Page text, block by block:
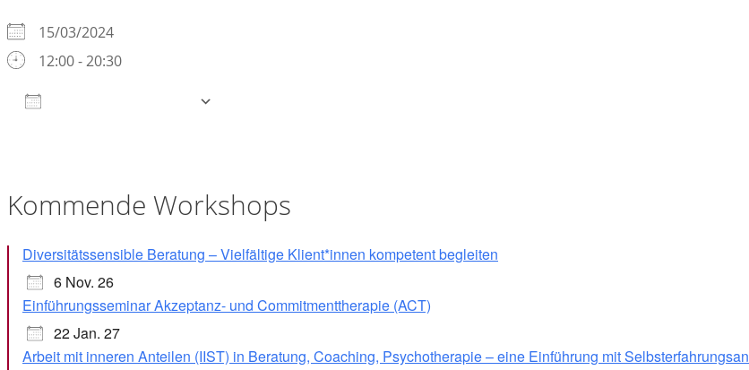
15/03/2024
12:00 - 20:30
Kommende Workshops
Diversitätssensible Beratung – Vielfältige Klient*innen kompetent begleiten
6 Nov. 26
Einführungsseminar Akzeptanz- und Commitmenttherapie (ACT)
22 Jan. 27
Arbeit mit inneren Anteilen (IIST) in Beratung, Coaching, Psychotherapie – eine Einführung mit